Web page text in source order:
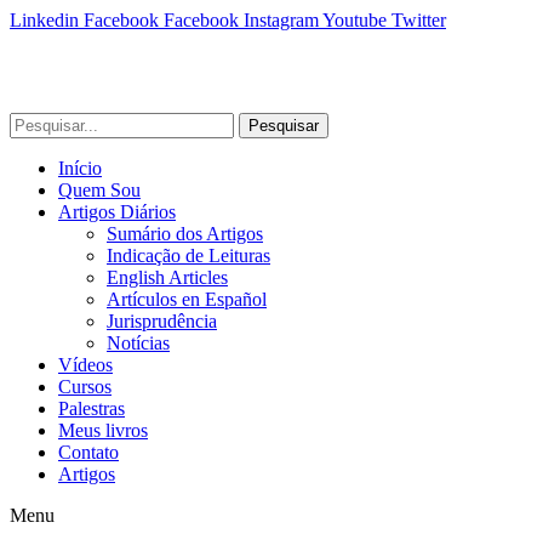
Linkedin Facebook Facebook InstagramYoutube Twitter
Pesquisar
Início
Quem Sou
Artigos Diários
Sumário dos Artigos
Indicação de Leituras
English Articles
Artículos en Español
Jurisprudência
Notícias
Vídeos
Cursos
Palestras
Meus livros
Contato
Artigos
Menu